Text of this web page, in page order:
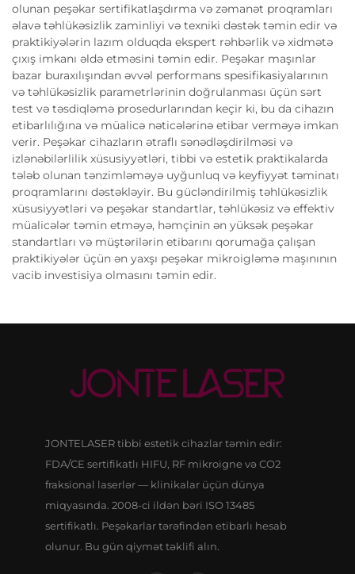
olunan peşəkar sertifikatlaşdırma və zəmanət proqramları
əlavə təhlükəsizlik zaminliyi və texniki dəstək təmin edir və
praktikiyələrin lazım olduqda ekspert rəhbərlik və xidmətə
çıxış imkanı əldə etməsini təmin edir. Peşəkar maşınlar
bazar buraxılışından əvvəl performans spesifikasiyalarının
və təhlükəsizlik parametrlərinin doğrulanması üçün sərt
test və təsdiqləmə prosedurlarından keçir ki, bu da cihazın
etibarlılığına və müalicə nəticələrinə etibar verməyə imkan
verir. Peşəkar cihazların ətraflı sənədləşdirilməsi və
izlənəbilərlilik xüsusiyyətləri, tibbi və estetik praktikalarda
tələb olunan tənzimləməyə uyğunluq və keyfiyyət təminatı
proqramlarını dəstəkləyir. Bu gücləndirilmiş təhlükəsizlik
xüsusiyyətləri və peşəkar standartlar, təhlükəsiz və effektiv
müalicələr təmin etməyə, həmçinin ən yüksək peşəkar
standartları və müştərilərin etibarını qorumağa çalışan
praktikiyələr üçün ən yaxşı peşəkar mikroigləmə maşınının
vacib investisiya olmasını təmin edir.
JONTELASER tibbi estetik cihazlar təmin edir:
FDA/CE sertifikatlı HIFU, RF mikroigne və CO2
fraksional laserlər — klinikalar üçün dünya
miqyasında. 2008-ci ildən bəri ISO 13485
sertifikatlı. Peşəkarlar tərəfindən etibarlı hesab
olunur. Bu gün qiymət təklifi alın.